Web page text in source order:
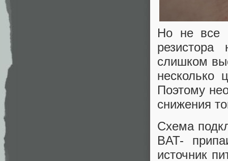
Но не все
слишком
несколько
Поэтому
снижения
Схема
BAT-
источник